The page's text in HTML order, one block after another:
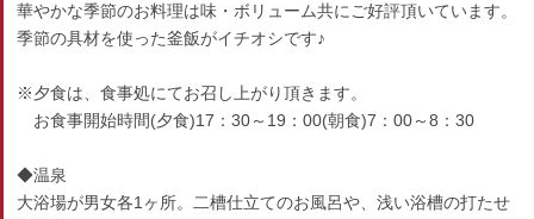
華やかな季節のお料理は味・ボリューム共にご好評頂いています。
季節の具材を使った釜飯がイチオシです♪
※夕食は、食事処にてお召し上がり頂きます。
お食事開始時間(夕食)17：30～19：00(朝食)7：00～8：30
◆温泉
大浴場が男女各1ヶ所。二槽仕立てのお風呂や、浅い浴槽の打たせ